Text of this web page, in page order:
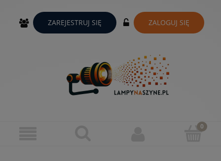
ZAREJESTRUJ SIĘ ZALOGUJ SIĘ